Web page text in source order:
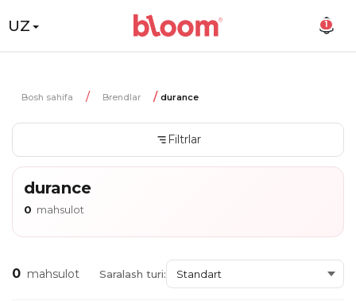
UZ 1
Bosh sahifa Brendlar durance
Filtrlar
durance
0 mahsulot
0 mahsulot Saralash turi: